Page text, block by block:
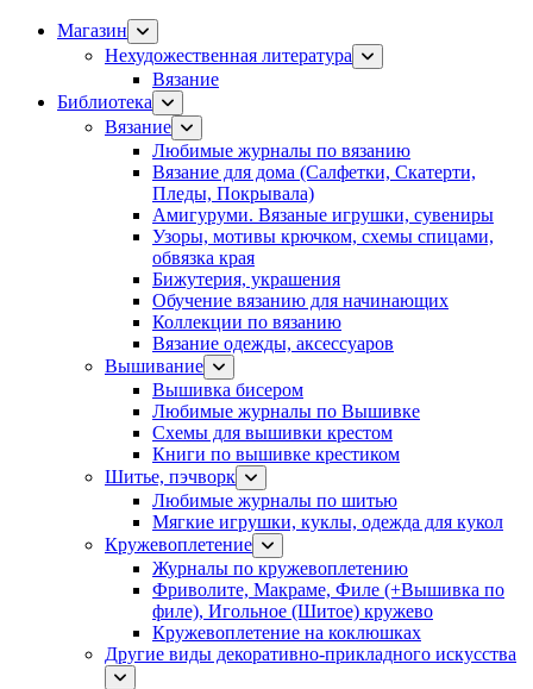
Магазин
Нехудожественная литература
Вязание
Библиотека
Вязание
Любимые журналы по вязанию
Вязание для дома (Салфетки, Скатерти,
Пледы, Покрывала)
Амигуруми. Вязаные игрушки, сувениры
Узоры, мотивы крючком, схемы спицами,
обвязка края
Бижутерия, украшения
Обучение вязанию для начинающих
Коллекции по вязанию
Вязание одежды, аксессуаров
Вышивание
Вышивка бисером
Любимые журналы по Вышивке
Схемы для вышивки крестом
Книги по вышивке крестиком
Шитье, пэчворк
Любимые журналы по шитью
Мягкие игрушки, куклы, одежда для кукол
Кружевоплетение
Журналы по кружевоплетению
Фриволите, Макраме, Филе (+Вышивка по
филе), Игольное (Шитое) кружево
Кружевоплетение на коклюшках
Другие виды декоративно-прикладного искусства